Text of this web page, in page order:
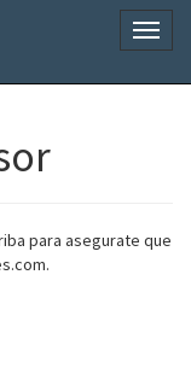
para asegurate que